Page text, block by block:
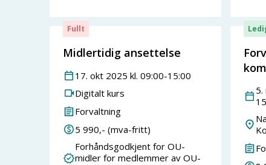
Fullt
Midlertidig ansettelse
17. okt 2025 kl. 09:00-15:00
Digitalt kurs
Forvaltning
5 990,- (mva-fritt)
Forhåndsgodkjent for OU-
midler for medlemmer av OU-
5.